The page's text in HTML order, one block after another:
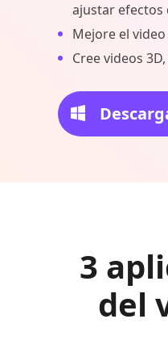
ajustar efectos
Mejore el
Cree videos
3
del